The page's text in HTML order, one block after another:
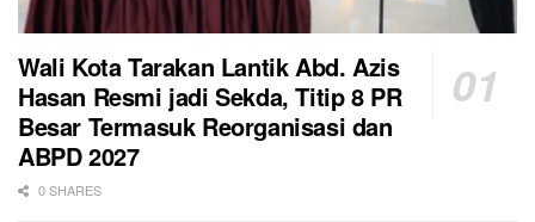
Wali Kota Tarakan Lantik Abd. Azis
Hasan Resmi jadi Sekda, Titip 8 PR
Besar Termasuk Reorganisasi dan
ABPD 2027
0 SHARES